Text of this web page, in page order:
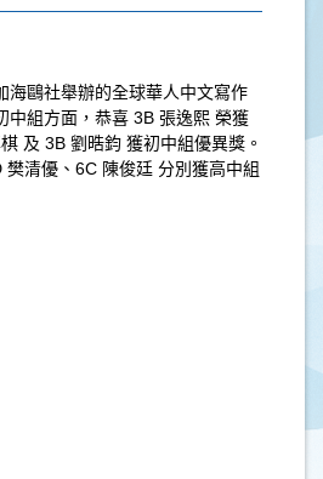
海鷗社舉辦的全球華人中文寫作
中組方面，恭喜 3B 張逸熙 榮獲
及 3B 劉晧鈞 獲初中組優異獎。
樊清優、 6C 陳俊廷 分別獲高中組